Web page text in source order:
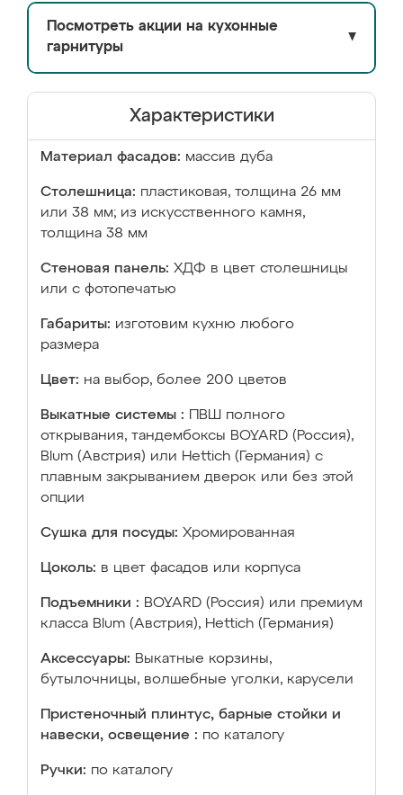
Посмотреть акции на кухонные
гарнитуры
▼
Характеристики
Материал фасадов: массив дуба
Столешница: пластиковая, толщина 26 мм
или 38 мм; из искусственного камня,
толщина 38 мм
Стеновая панель: ХДФ в цвет столешницы
или с фотопечатью
Габариты: изготовим кухню любого
размера
Цвет: на выбор, более 200 цветов
Выкатные системы :
ПВШ полного
открывания, тандембоксы BOYARD (Россия),
Blum (Австрия) или Hettich (Германия) с
плавным закрыванием дверок или без этой
опции
Сушка для посуды: Хромированная
Цоколь: в цвет фасадов или корпуса
Подъемники : BOYARD (Россия) или премиум
класса Blum (Австрия), Hettich (Германия)
Аксессуары: Выкатные корзины,
бутылочницы, волшебные уголки, карусели
Пристеночный плинтус, барные стойки и
навески, освещение : по каталогу
Ручки: по каталогу